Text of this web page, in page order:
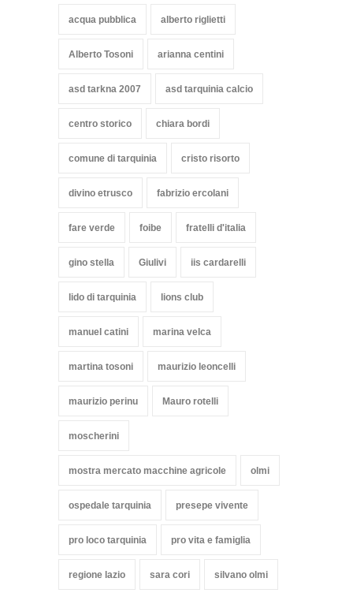
acqua pubblica alberto riglietti
Alberto Tosoni arianna centini
asd tarkna 2007 asd tarquinia calcio
centro storico chiara bordi
comune di tarquinia cristo risorto
divino etrusco fabrizio ercolani
fare verde foibe fratelli d'italia
gino stella Giulivi iis cardarelli
lido di tarquinia lions club
manuel catini marina velca
martina tosoni maurizio leoncelli
maurizio perinu Mauro rotelli
moscherini
mostra mercato macchine agricole olmi
ospedale tarquinia presepe vivente
pro loco tarquinia pro vita e famiglia
regione lazio sara cori silvano olmi